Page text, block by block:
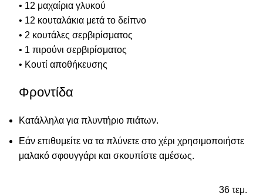
• 12 μαχαίρια γλυκού
• 12 κουταλάκια μετά το δείπνο
• 2 κουτάλες σερβιρίσματος
• 1 πιρούνι σερβιρίσματος
• Κουτί αποθήκευσης
Φροντίδα
Κατάλληλα για πλυντήριο πιάτων.
Εάν επιθυμείτε να τα πλύνετε στο χέρι χρησιμοποιήστε
μαλακό σφουγγάρι και σκουπίστε αμέσως.
36 τεμ.